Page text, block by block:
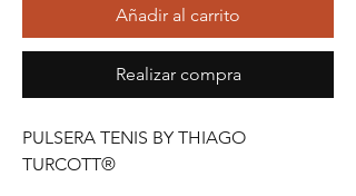
Añadir al carrito
Realizar compra
PULSERA TENIS BY THIAGO
TURCOTT®